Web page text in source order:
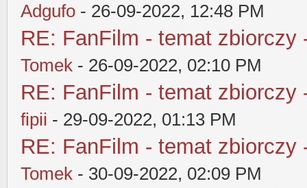
Adgufo - 26-09-2022, 12:48 PM
RE: FanFilm - temat zbiorczy
Tomek - 26-09-2022, 02:10 PM
RE: FanFilm - temat zbiorczy
fipii - 29-09-2022, 01:13 PM
RE: FanFilm - temat zbiorczy
Tomek - 30-09-2022, 02:09 PM